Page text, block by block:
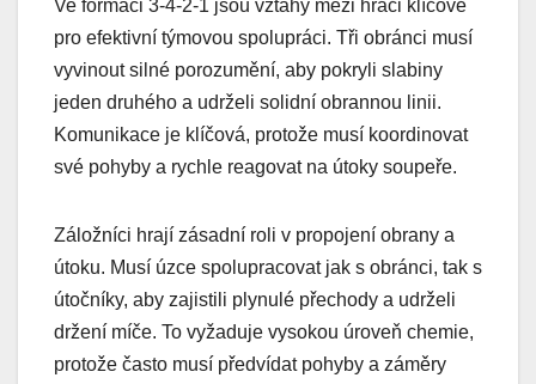
Ve formaci 3-4-2-1 jsou vztahy mezi hráči klíčové
pro efektivní týmovou spolupráci. Tři obránci musí
vyvinout silné porozumění, aby pokryli slabiny
jeden druhého a udrželi solidní obrannou linii.
Komunikace je klíčová, protože musí koordinovat
své pohyby a rychle reagovat na útoky soupeře.
Záložníci hrají zásadní roli v propojení obrany a
útoku. Musí úzce spolupracovat jak s obránci, tak s
útočníky, aby zajistili plynulé přechody a udrželi
držení míče. To vyžaduje vysokou úroveň chemie,
protože často musí předvídat pohyby a záměry